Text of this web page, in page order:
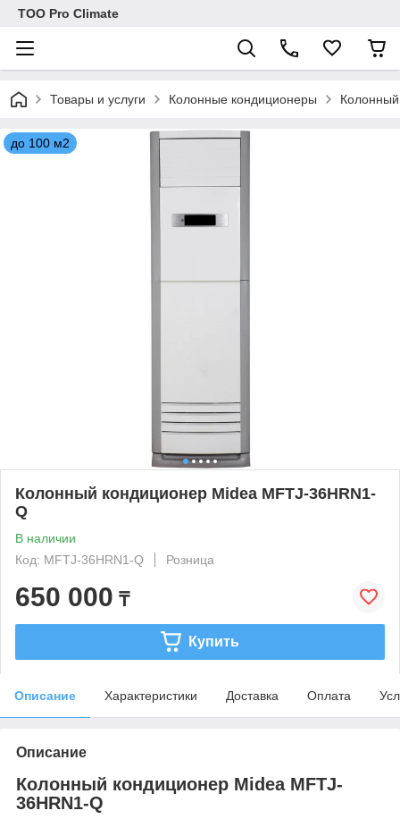
ТОО Pro Climate
Товары и услуги Колонные кондиционеры
до 100 м2
Колонный кондиционер Midea MFTJ-36HRN1-
Q
В наличии
Код: MFTJ-36HRN1-Q
Розница
650 000 ₸
Купить
Описание Характеристики Доставка Оплата
Описание
Колонный кондиционер Midea MFTJ-
36HRN1-Q